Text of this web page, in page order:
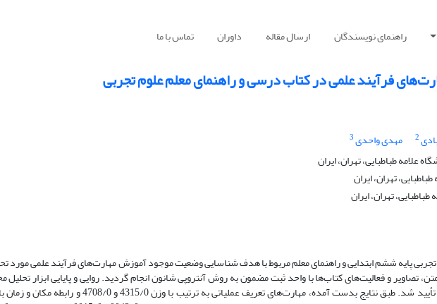
راهنمای نویسندگان ارسال مقاله داوران تماس با ما
فرآیند علمی در کتاب درسی و راهنمای معلم علوم تجربی
2 مهدی واحدی3
طباطبایی، تهران، ایران
تهران، ایران
تهران، ایران
پایه ششم ابتدایی و راهنمای معلم مربوط با هدف شناسایی وضعیت موجود آموزش مهارت‌های فرآیند علمی مورد
تصاویر و فعالیت‌های کتاب‌ها با واحد ثبت مضمون به روش آنتروپی شانون انجام گردید. روایی و پایایی ابزار تحلیل